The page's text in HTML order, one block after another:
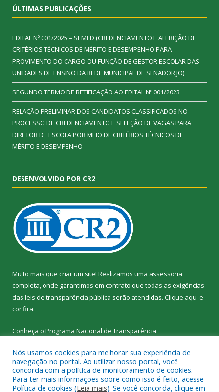
ÚLTIMAS PUBLICAÇÕES
EDITAL Nº 001/2025 – SEMED (CREDENCIAMENTO E AFERIÇÃO DE
CRITÉRIOS TÉCNICOS DE MÉRITO E DESEMPENHO PARA
PROVIMENTO DO CARGO OU FUNÇÃO DE GESTOR ESCOLAR DAS
UNIDADES DE ENSINO DA REDE MUNICIPAL DE SENADOR JO)
SEGUNDO TERMO DE RETIFICAÇÃO AO EDITAL Nº 001/2023
RELAÇÃO PRELIMINAR DOS CANDIDATOS CLASSIFICADOS NO
PROCESSO DE CREDENCIAMENTO E SELEÇÃO DE VAGAS PARA
DIRETOR DE ESCOLA POR MEIO DE CRITÉRIOS TÉCNICOS DE
MÉRITO E DESEMPENHO
DESENVOLVIDO POR CR2
Muito mais que criar um site! Realizamos uma assessoria
completa, onde garantimos em contrato que todas as exigências
das leis de transparência pública serão atendidas. Clique aqui e
confira.
Conheça o Programa Nacional de Transparência
Todos os direitos reservados a SEMED – Secretaria Municipal de
Nós usamos cookies para melhorar sua experiência de
navegação no portal. Ao utilizar nosso portal, você
concorda com a política de monitoramento de cookies.
Para ter mais informações sobre como isso é feito, acesse
Política de cookies (Leia mais). Se você concorda, clique em